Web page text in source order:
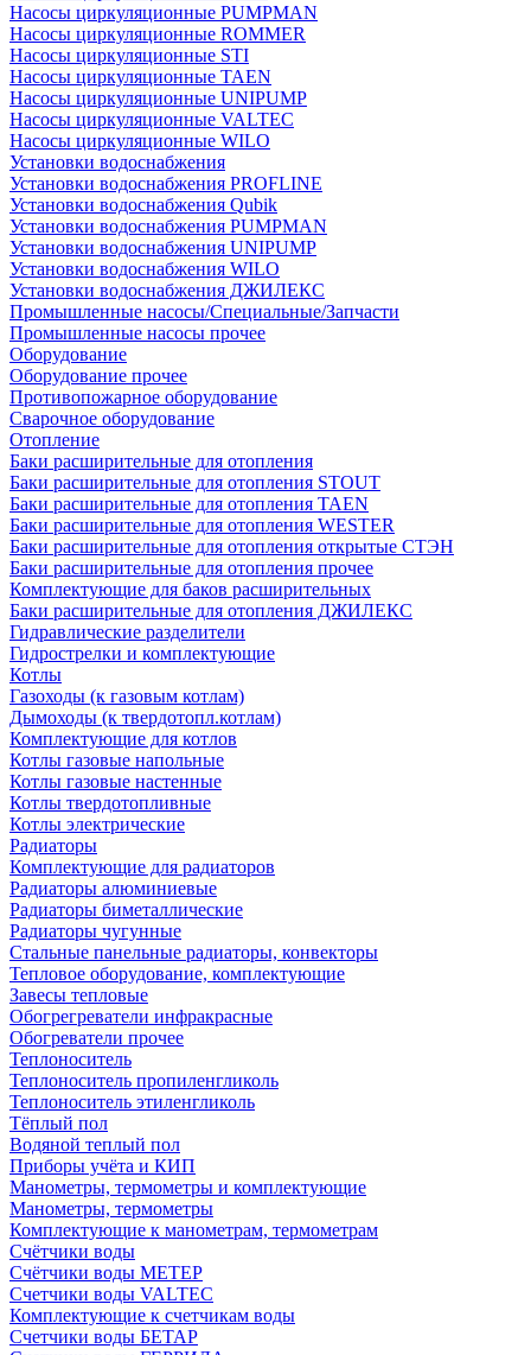
Насосы циркуляционные PUMPMAN
Насосы циркуляционные ROMMER
Насосы циркуляционные STI
Насосы циркуляционные TAEN
Насосы циркуляционные UNIPUMP
Насосы циркуляционные VALTEC
Насосы циркуляционные WILO
Установки водоснабжения
Установки водоснабжения PROFLINE
Установки водоснабжения Qubik
Установки водоснабжения PUMPMAN
Установки водоснабжения UNIPUMP
Установки водоснабжения WILO
Установки водоснабжения ДЖИЛЕКС
Промышленные насосы/Специальные/Запчасти
Промышленные насосы прочее
Оборудование
Оборудование прочее
Противопожарное оборудование
Сварочное оборудование
Отопление
Баки расширительные для отопления
Баки расширительные для отопления STOUT
Баки расширительные для отопления TAEN
Баки расширительные для отопления WESTER
Баки расширительные для отопления открытые СТЭН
Баки расширительные для отопления прочее
Комплектующие для баков расширительных
Баки расширительные для отопления ДЖИЛЕКС
Гидравлические разделители
Гидрострелки и комплектующие
Котлы
Газоходы (к газовым котлам)
Дымоходы (к твердотопл.котлам)
Комплектующие для котлов
Котлы газовые напольные
Котлы газовые настенные
Котлы твердотопливные
Котлы электрические
Радиаторы
Комплектующие для радиаторов
Радиаторы алюминиевые
Радиаторы биметаллические
Радиаторы чугунные
Стальные панельные радиаторы, конвекторы
Тепловое оборудование, комплектующие
Завесы тепловые
Обогрегреватели инфракрасные
Обогреватели прочее
Теплоноситель
Теплоноситель пропиленгликоль
Теплоноситель этиленгликоль
Тёплый пол
Водяной теплый пол
Приборы учёта и КИП
Манометры, термометры и комплектующие
Манометры, термометры
Комплектующие к манометрам, термометрам
Счётчики воды
Счётчики воды МЕТЕР
Счетчики воды VALTEC
Комплектующие к счетчикам воды
Счетчики воды БЕТАР